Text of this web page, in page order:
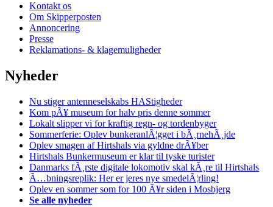
Kontakt os
Om Skipperposten
Annoncering
Presse
Reklamations- & klagemuligheder
Nyheder
Nu stiger antenneselskabs HAStigheder
Kom pÃ¥ museum for halv pris denne sommer
Lokalt slipper vi for kraftig regn- og tordenbyger
Sommerferie: Oplev bunkeranlÃ¦gget i bÃ¸rnehÃ¸jde
Oplev smagen af Hirtshals via gyldne drÃ¥ber
Hirtshals Bunkermuseum er klar til tyske turister
Danmarks fÃ¸rste digitale lokomotiv skal kÃ¸re til Hirtshals
Ã…bningsreplik: Her er jeres nye smedelÃ¦rling!
Oplev en sommer som for 100 Ã¥r siden i Mosbjerg
Se alle nyheder